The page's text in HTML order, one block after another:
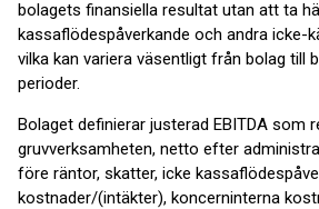
bolagets finansiella resultat utan att ta
kassaflödespåverkande och andra icke-
vilka kan variera väsentligt från bolag till
perioder.
Bolaget definierar justerad EBITDA som
gruvverksamheten, netto efter
före räntor, skatter, icke
kostnader/(intäkter), koncerninterna